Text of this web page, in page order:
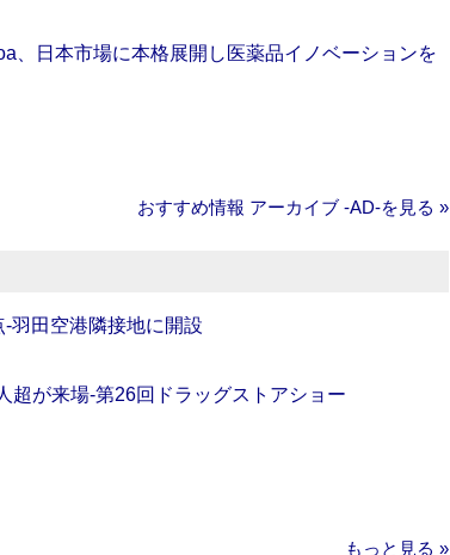
、日本市場に本格展開し医薬品イノベーションを
おすすめ情報 アーカイブ ‐AD‐を見る »
羽田空港隣接地に開設
超が来場‐第26回ドラッグストアショー
もっと見る »